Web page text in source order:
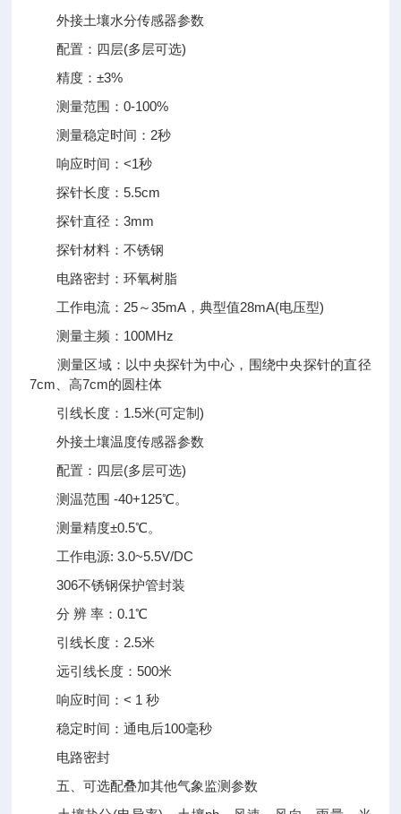
外接土壤水分传感器参数
配置：四层(多层可选)
精度：±3%
测量范围：0-100%
测量稳定时间：2秒
响应时间：<1秒
探针长度：5.5cm
探针直径：3mm
探针材料：不锈钢
电路密封：环氧树脂
工作电流：25～35mA，典型值28mA(电压型)
测量主频：100MHz
测量区域：以中央探针为中心，围绕中央探针的直径
7cm、高7cm的圆柱体
引线长度：1.5米(可定制)
外接土壤温度传感器参数
配置：四层(多层可选)
测温范围 -40+125℃。
测量精度±0.5℃。
工作电源: 3.0~5.5V/DC
306不锈钢保护管封装
分 辨 率：0.1℃
引线长度：2.5米
远引线长度：500米
响应时间：< 1 秒
稳定时间：通电后100毫秒
电路密封
五、可选配叠加其他气象监测参数